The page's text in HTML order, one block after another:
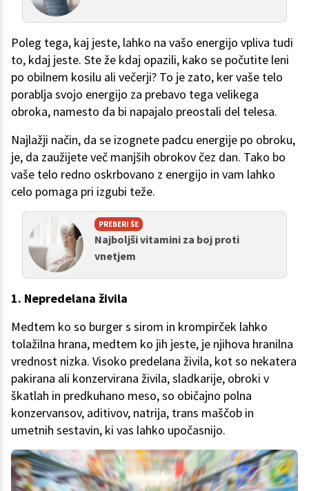
Poleg tega, kaj jeste, lahko na vašo energijo vpliva tudi
to, kdaj jeste. Ste že kdaj opazili, kako se počutite leni
po obilnem kosilu ali večerji? To je zato, ker vaše telo
porablja svojo energijo za prebavo tega velikega
obroka, namesto da bi napajalo preostali del telesa.
Najlažji način, da se izognete padcu energije po obroku,
je, da zaužijete več manjših obrokov čez dan. Tako bo
vaše telo redno oskrbovano z energijo in vam lahko
celo pomaga pri izgubi teže.
PREBERI ŠE
Najboljši vitamini za boj proti
vnetjem
1. Nepredelana živila
Medtem ko so burger s sirom in krompirček lahko
tolažilna hrana, medtem ko jih jeste, je njihova hranilna
vrednost nizka. Visoko predelana živila, kot so nekatera
pakirana ali konzervirana živila, sladkarije, obroki v
škatlah in predkuhano meso, so običajno polna
konzervansov, aditivov, natrija, trans maščob in
umetnih sestavin, ki vas lahko upočasnijo.